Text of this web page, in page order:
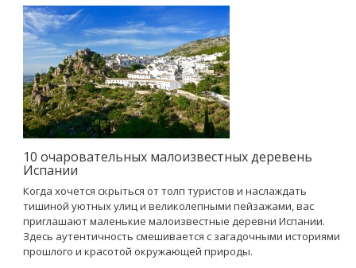
10 очаровательных малоизвестных деревень
Испании
Когда хочется скрыться от толп туристов и наслаждать
тишиной уютных улиц и великолепными пейзажами, вас
приглашают маленькие малоизвестные деревни Испании.
Здесь аутентичность смешивается с загадочными историями
прошлого и красотой окружающей природы.